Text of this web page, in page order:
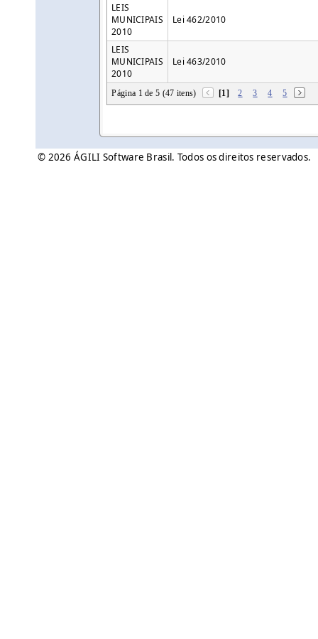
LEIS
MUNICIPAIS
2010
Lei 462/2010
LEIS
MUNICIPAIS
2010
Lei 463/2010
Página 1 de 5 (47 itens) [1] 2 3 4 5
© 2026 ÁGILI Software Brasil. Todos os direitos reservados.